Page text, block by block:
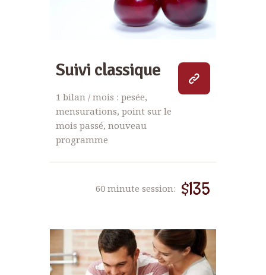
Suivi classique
1 bilan / mois : pesée,
mensurations, point sur le
mois passé, nouveau
programme
60 minute session: $135